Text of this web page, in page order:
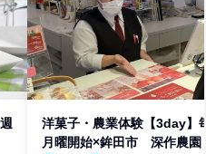
洋菓子・農業体験【3day】
月曜開始×鉾田市 深作農園